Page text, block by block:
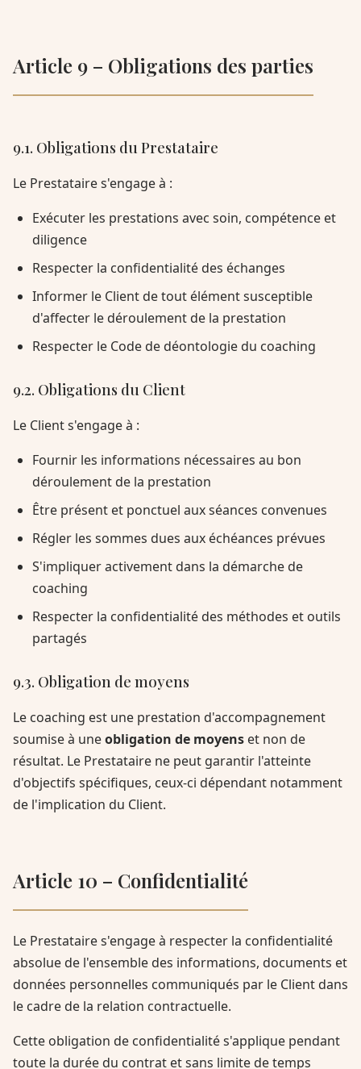
Article 9 – Obligations des parties
9.1. Obligations du Prestataire
Le Prestataire s'engage à :
Exécuter les prestations avec soin, compétence et
diligence
Respecter la confidentialité des échanges
Informer le Client de tout élément susceptible
d'affecter le déroulement de la prestation
Respecter le Code de déontologie du coaching
9.2. Obligations du Client
Le Client s'engage à :
Fournir les informations nécessaires au bon
déroulement de la prestation
Être présent et ponctuel aux séances convenues
Régler les sommes dues aux échéances prévues
S'impliquer activement dans la démarche de
coaching
Respecter la confidentialité des méthodes et outils
partagés
9.3. Obligation de moyens
Le coaching est une prestation d'accompagnement
soumise à uneobligation de moyens et non de
résultat. Le Prestataire ne peut garantir l'atteinte
d'objectifs spécifiques, ceux-ci dépendant notamment
de l'implication du Client.
Article 10 – Confidentialité
Le Prestataire s'engage à respecter la confidentialité
absolue de l'ensemble des informations, documents et
données personnelles communiqués par le Client dans
le cadre de la relation contractuelle.
Cette obligation de confidentialité s'applique pendant
toute la durée du contrat et sans limite de temps